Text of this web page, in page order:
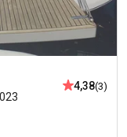
4,38(3)